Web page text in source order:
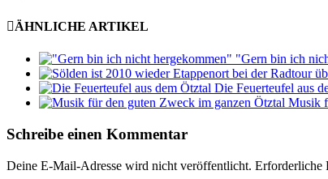
ÄHNLICHE ARTIKEL
"Gern bin ich
Die Feuerteufel aus
Musik
Schreibe einen Kommentar
Deine E-Mail-Adresse wird nicht veröffentlicht. Erforderliche